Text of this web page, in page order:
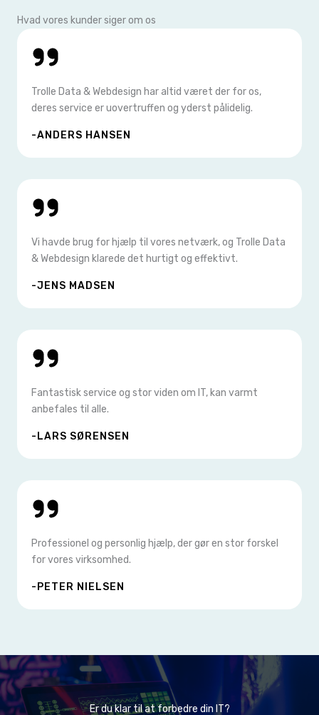
Hvad vores kunder siger om os
Trolle Data & Webdesign har altid været der for os,
deres service er uovertruffen og yderst pålidelig.
-ANDERS HANSEN
Vi havde brug for hjælp til vores netværk, og Trolle Data
& Webdesign klarede det hurtigt og effektivt.
-JENS MADSEN
Fantastisk service og stor viden om IT, kan varmt
anbefales til alle.
-LARS SØRENSEN
Professionel og personlig hjælp, der gør en stor forskel
for vores virksomhed.
-PETER NIELSEN
Er du klar til at forbedre din IT?